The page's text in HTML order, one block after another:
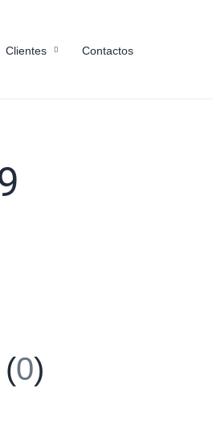
Clientes Contactos
0)